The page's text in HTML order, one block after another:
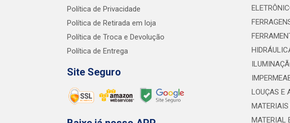
Política de Privacidade
Política de Retirada em loja
Política de Troca e Devolução
Política de Entrega
Site Seguro
LOUÇAS E
MATERIAL